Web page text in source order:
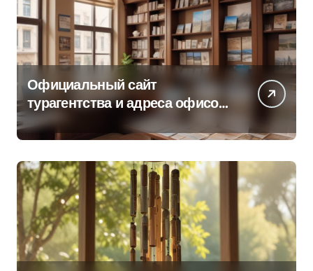
Официальный сайт
турагентства и адреса офисов
продаж по регионам